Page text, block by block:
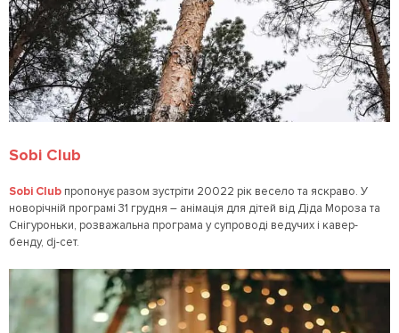
Sobi Club
Sobi Club пропонує разом зустріти 20022 рік весело та яскраво. У
новорічній програмі 31 грудня – анімація для дітей від Діда Мороза та
Снігуроньки, розважальна програма у супроводі ведучих і кавер-
бенду, dj-сет.